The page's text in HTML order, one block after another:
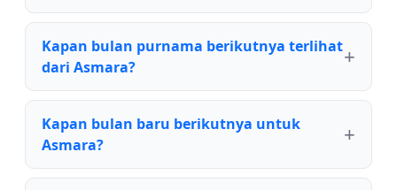
Kapan bulan purnama berikutnya terlihat
dari Asmara?
Kapan bulan baru berikutnya untuk
Asmara?